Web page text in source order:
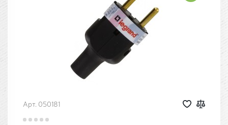
Арт. 050181